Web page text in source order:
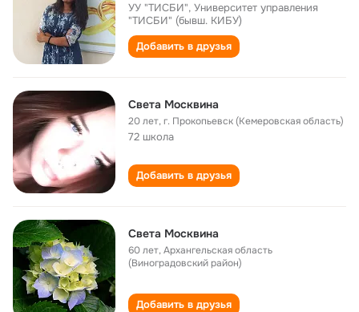
УУ "ТИСБИ", Университет управления
"ТИСБИ" (бывш. КИБУ)
Добавить в друзья
Света Москвина
20 лет,г. Прокопьевск (Кемеровская область)
72 школа
Добавить в друзья
Света Москвина
60 лет,Архангельская область
(Виноградовский район)
Добавить в друзья